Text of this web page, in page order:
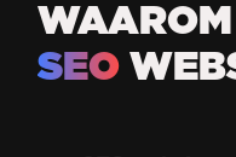
WAAROM
SEO